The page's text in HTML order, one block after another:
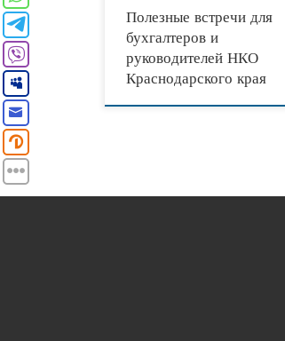
Полезные встречи для
бухгалтеров и
руководителей НКО
Краснодарского края